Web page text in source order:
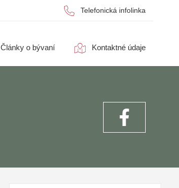
Telefonická infolinka
Články o bývaní Kontaktné údaje